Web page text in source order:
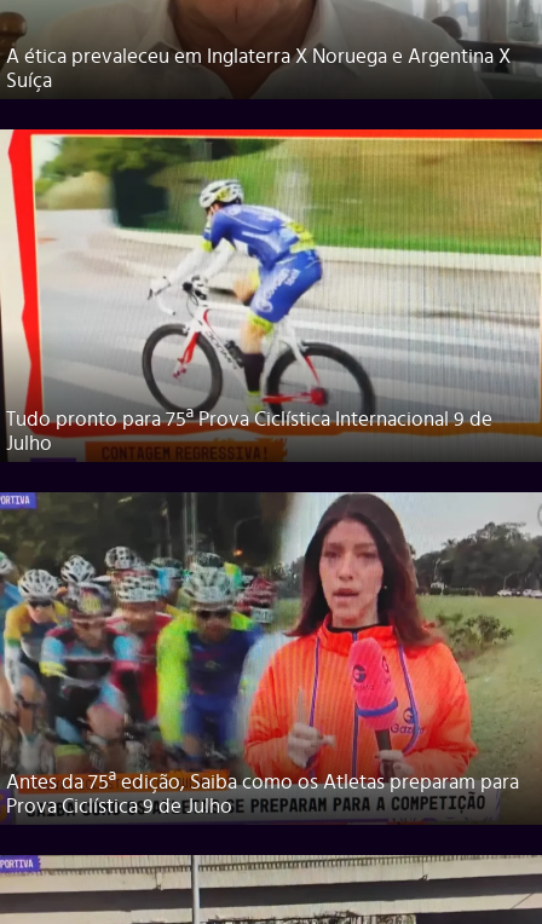
A ética prevaleceu em Inglaterra X Noruega e Argentina X
Suíça
Tudo pronto para 75ª Prova Ciclística Internacional 9 de
Julho
Antes da 75ª edição, Saiba como os Atletas preparam para
Prova Ciclística 9 de Julho